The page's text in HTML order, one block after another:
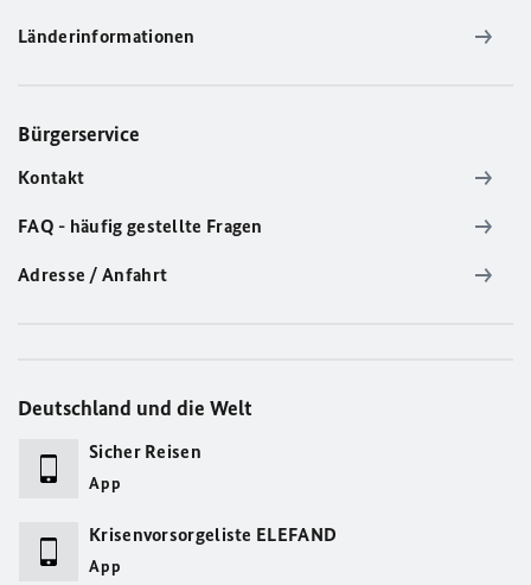
Länderinformationen
Bürgerservice
Kontakt
FAQ - häufig gestellte Fragen
Adresse / Anfahrt
Deutschland und die Welt
Sicher Reisen
App
Krisenvorsorgeliste ELEFAND
App